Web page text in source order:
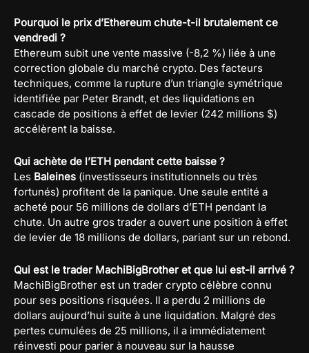
Pourquoi le prix d’Ethereum chute-t-il brutalement ce
vendredi ?
Ethereum subit une vente massive (-8,2 %) liée à une
correction globale du marché crypto. Des facteurs
techniques, comme la rupture d’un triangle symétrique
identifiée par Peter Brandt, et des liquidations en
cascade de positions à effet de levier (242 millions $)
accélèrent la baisse.
Qui achète de l’ETH pendant cette baisse ?
Les Baleines (investisseurs institutionnels ou très
fortunés) profitent de la panique. Une seule entité a
acheté pour 56 millions de dollars d’ETH pendant la
chute. Un autre gros trader a ouvert une position à effet
de levier de 18 millions de dollars, pariant sur un rebond.
Qui est le trader MachiBigBrother et que lui est-il arrivé ?
MachiBigBrother est un trader crypto célèbre connu
pour ses positions risquées. Il a perdu 2 millions de
dollars aujourd’hui suite à une liquidation. Malgré des
pertes cumulées de 25 millions, il a immédiatement
réinvesti pour parier à nouveau sur la hausse